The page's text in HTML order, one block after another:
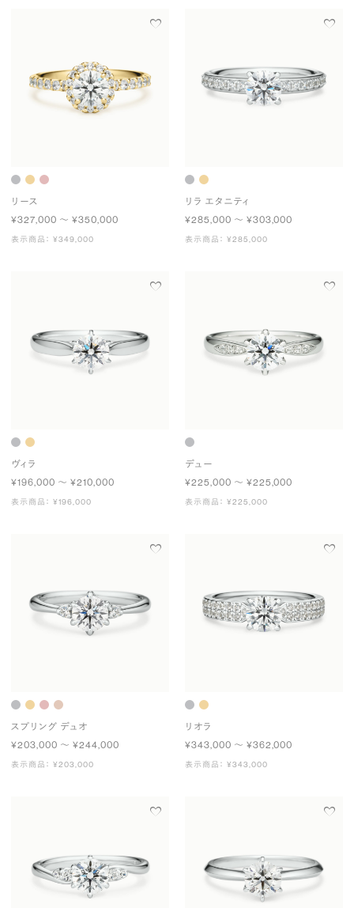
リース
¥327,000 〜 ¥350,000
表示商品： ¥349,000
リラ エタニティ
¥285,000 〜 ¥303,000
表示商品： ¥285,000
ヴィラ
¥196,000 〜 ¥210,000
表示商品： ¥196,000
デュー
¥225,000 〜 ¥225,000
表示商品： ¥225,000
スプリング デュオ
¥203,000 〜 ¥244,000
表示商品： ¥203,000
リオラ
¥343,000 〜 ¥362,000
表示商品： ¥343,000